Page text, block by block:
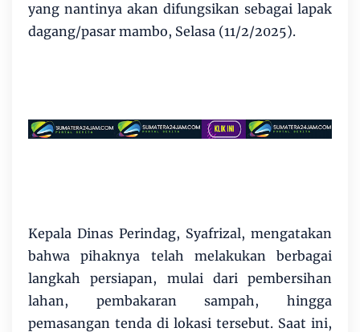
yang nantinya akan difungsikan sebagai lapak
dagang/pasar mambo, Selasa (11/2/2025).
Kepala Dinas Perindag, Syafrizal, mengatakan
bahwa pihaknya telah melakukan berbagai
langkah persiapan, mulai dari pembersihan
lahan, pembakaran sampah, hingga
pemasangan tenda di lokasi tersebut. Saat ini,